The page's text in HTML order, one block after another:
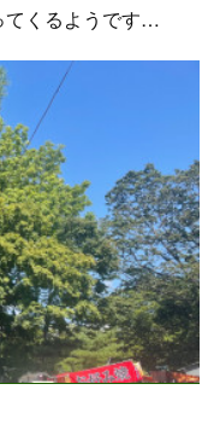
くるようです…